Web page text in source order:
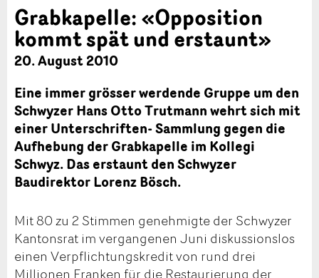
Grabkapelle: «Opposition
kommt spät und erstaunt»
20. August 2010
Eine immer grösser werdende Gruppe um den
Schwyzer Hans Otto Trutmann wehrt sich mit
einer Unterschriften- Sammlung gegen die
Aufhebung der Grabkapelle im Kollegi
Schwyz. Das erstaunt den Schwyzer
Baudirektor Lorenz Bösch.
Mit 80 zu 2 Stimmen genehmigte der Schwyzer
Kantonsrat im vergangenen Juni diskussionslos
einen Verpflichtungskredit von rund drei
Millionen Franken für die Restaurierung der